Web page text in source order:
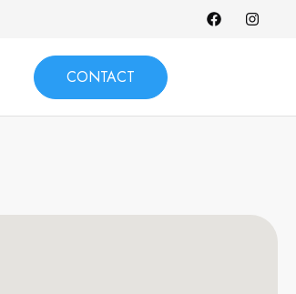
CONTACT